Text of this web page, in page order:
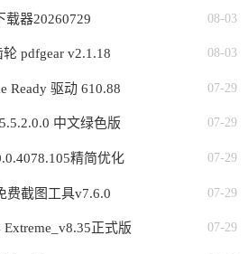
载器20260729 08-03
pdfgear v2.1.18 08-03
Ready 驱动 610.88 07-29
中文绿色版 07-29
精简优化 07-29
费截图工具v7.6.0 07-29
正式版 07-29